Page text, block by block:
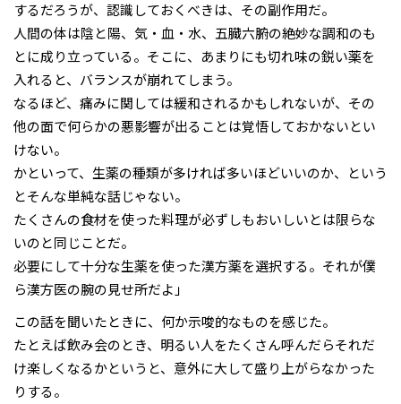
するだろうが、認識しておくべきは、その副作用だ。
人間の体は陰と陽、気・血・水、五臓六腑の絶妙な調和のも
とに成り立っている。そこに、あまりにも切れ味の鋭い薬を
入れると、バランスが崩れてしまう。
なるほど、痛みに関しては緩和されるかもしれないが、その
他の面で何らかの悪影響が出ることは覚悟しておかないとい
けない。
かといって、生薬の種類が多ければ多いほどいいのか、という
とそんな単純な話じゃない。
たくさんの食材を使った料理が必ずしもおいしいとは限らな
いのと同じことだ。
必要にして十分な生薬を使った漢方薬を選択する。それが僕
ら漢方医の腕の見せ所だよ」
この話を聞いたときに、何か示唆的なものを感じた。
たとえば飲み会のとき、明るい人をたくさん呼んだらそれだ
け楽しくなるかというと、意外に大して盛り上がらなかった
りする。